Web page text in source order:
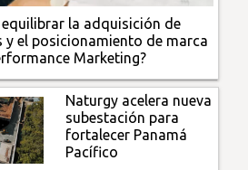
equilibrar la adquisición de
y el posicionamiento de marca
Marketing?
Naturgy acelera nueva
subestación para
fortalecer Panamá
Pacífico